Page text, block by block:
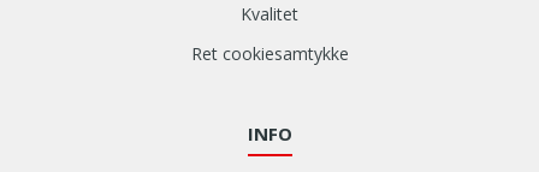
Kvalitet
Ret cookiesamtykke
INFO